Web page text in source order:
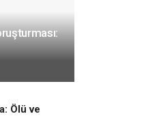
Ölü ve